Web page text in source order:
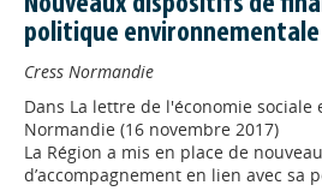
politique
Cress Normandie
Dans La lettre de l'économie sociale
Normandie (16 novembre 2017)
La Région a mis en place de
d’accompagnement en lien avec sa